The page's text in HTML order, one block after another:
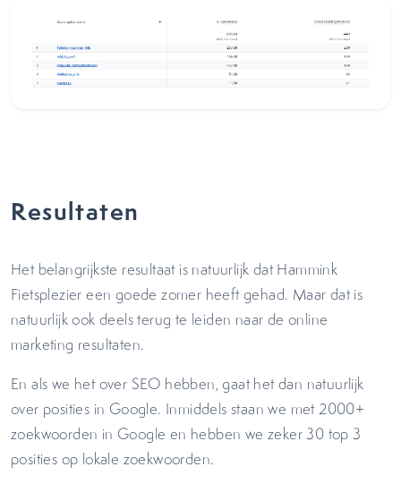
Resultaten
Het belangrijkste resultaat is natuurlijk dat Hammink
Fietsplezier een goede zomer heeft gehad. Maar dat is
natuurlijk ook deels terug te leiden naar de online
marketing resultaten.
En als we het over SEO hebben, gaat het dan natuurlijk
over posities in Google. Inmiddels staan we met 2000+
zoekwoorden in Google en hebben we zeker 30 top 3
posities op lokale zoekwoorden.